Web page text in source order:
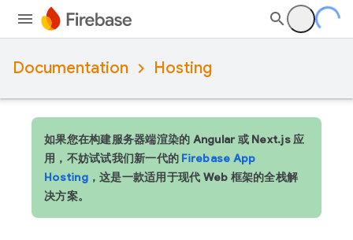
Documentation Hosting
如果您在构建服务器端渲染的 Angular 或 Next.js 应
用，不妨试试我们新一代的 Firebase App
Hosting，这是一款适用于现代 Web 框架的全栈解
决方案。